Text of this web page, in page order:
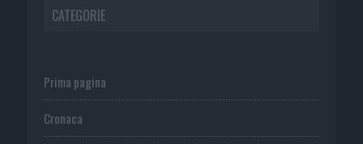
CATEGORIE
Prima pagina
Cronaca